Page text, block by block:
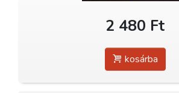
2 480 Ft
kosárba